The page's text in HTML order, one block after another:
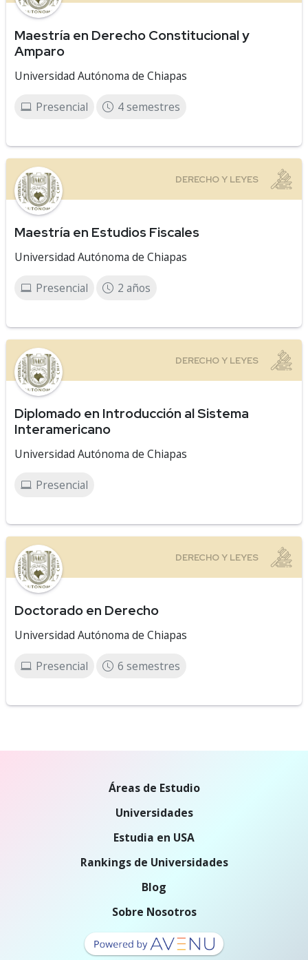
Maestría en Derecho Constitucional y
Amparo
Universidad Autónoma de Chiapas
Presencial 4 semestres
Maestría en Estudios Fiscales
Universidad Autónoma de Chiapas
Presencial 2 años
Diplomado en Introducción al Sistema
Interamericano
Universidad Autónoma de Chiapas
Presencial
Doctorado en Derecho
Universidad Autónoma de Chiapas
Presencial 6 semestres
Áreas de Estudio
Universidades
Estudia en USA
Rankings de Universidades
Blog
Sobre Nosotros